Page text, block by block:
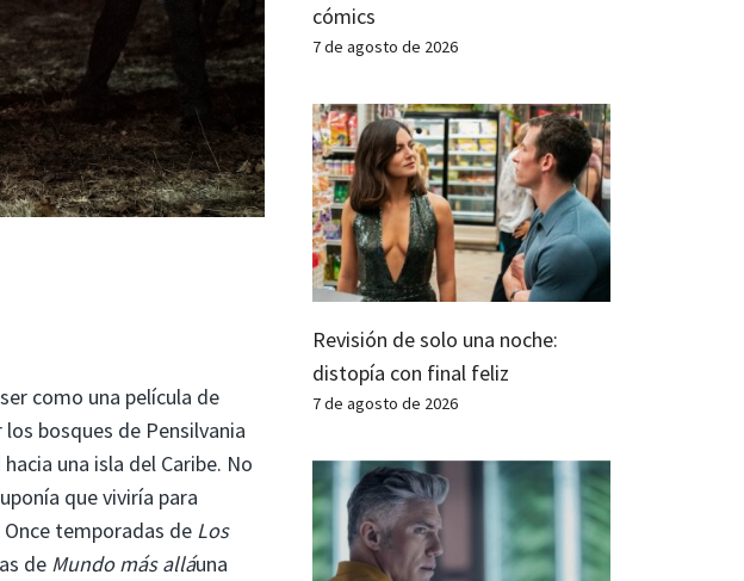
como una película de
bosques de Pensilvania
una isla del Caribe. No
que viviría para
temporadas de Los
de Mundo más alláuna
cómics
7 de agosto de 2026
Revisión de solo una noche:
distopía con final feliz
7 de agosto de 2026